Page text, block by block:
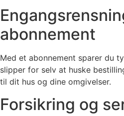
abonnement
Med et abonnement sparer du
slipper for selv at huske
til dit hus og dine omgivelser.
Forsikring og